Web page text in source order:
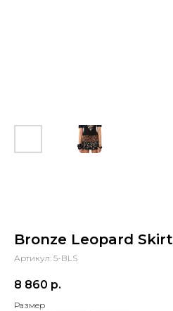
Bronze Leopard Skirt
Артикул: 5-BLS
8 860 р.
Размер